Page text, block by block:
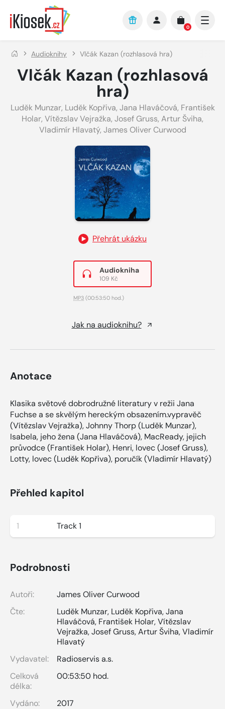
Přejít na hlavní obsah
0
Audioknihy Vlčák Kazan (rozhlasová hra)
Vlčák Kazan (rozhlasová
hra)
Luděk Munzar, Luděk Kopřiva, Jana Hlaváčová, František
Holar, Vítězslav Vejražka, Josef Gruss, Artur Šviha,
Vladimír Hlavatý, James Oliver Curwood
Přehrát ukázku
Audiokniha
109 Kč
MP3 (00:53:50 hod.)
Jak na audioknihu?
Anotace
Klasika světové dobrodružné literatury v režii Jana
Fuchse a se skvělým hereckým obsazením.vypravěč
(Vítězslav Vejražka), Johnny Thorp (Luděk Munzar),
Isabela, jeho žena (Jana Hlaváčová), MacReady, jejich
průvodce (František Holar), Henri, lovec (Josef Gruss),
Lotty, lovec (Luděk Kopřiva), poručík (Vladimír Hlavatý)
Přehled kapitol
1 Track 1
Podrobnosti
Autoři:
James Oliver Curwood
Čte:
Luděk Munzar, Luděk Kopřiva,Jana
Hlaváčová, František Holar,Vítězslav
Vejražka,Josef Gruss,Artur Šviha,Vladimír
Hlavatý
Vydavatel:
Radioservis a.s.
Celková
délka:
00:53:50 hod.
Vydáno:
2017